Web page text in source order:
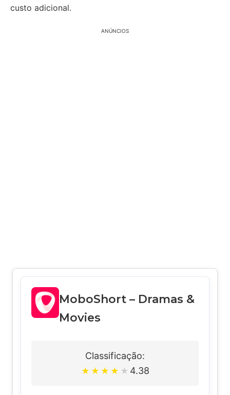
custo adicional.
ANÚNCIOS
MoboShort – Dramas &
Movies
Classificação:
★ ★ ★ ★ ★ 4.38